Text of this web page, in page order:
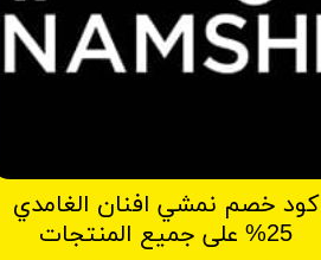
كود خصم نمشي افنان الغامدي
25% على جميع المنتجات